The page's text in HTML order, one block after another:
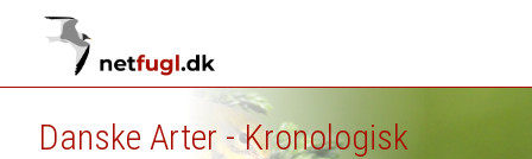
Danske Arter - Kronologisk